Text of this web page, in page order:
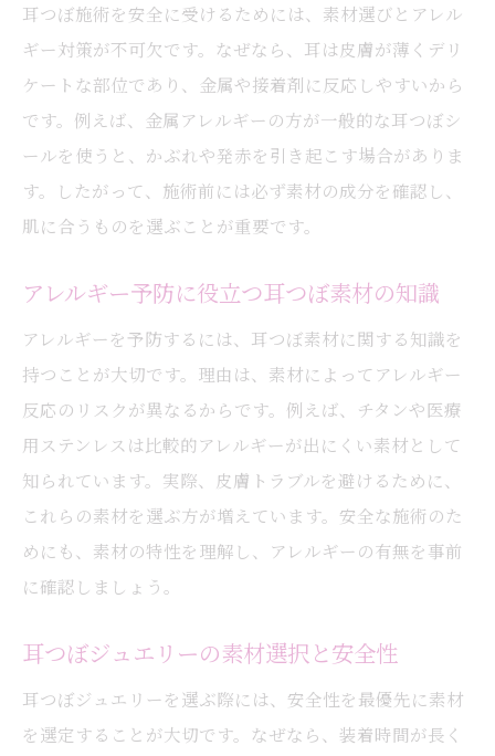
耳つぼ施術を安全に受けるためには、素材選びとアレル
ギー対策が不可欠です。なぜなら、耳は皮膚が薄くデリ
ケートな部位であり、金属や接着剤に反応しやすいから
です。例えば、金属アレルギーの方が一般的な耳つぼシ
ールを使うと、かぶれや発赤を引き起こす場合がありま
す。したがって、施術前には必ず素材の成分を確認し、
肌に合うものを選ぶことが重要です。
アレルギー予防に役立つ耳つぼ素材の知識
アレルギーを予防するには、耳つぼ素材に関する知識を
持つことが大切です。理由は、素材によってアレルギー
反応のリスクが異なるからです。例えば、チタンや医療
用ステンレスは比較的アレルギーが出にくい素材として
知られています。実際、皮膚トラブルを避けるために、
これらの素材を選ぶ方が増えています。安全な施術のた
めにも、素材の特性を理解し、アレルギーの有無を事前
に確認しましょう。
耳つぼジュエリーの素材選択と安全性
耳つぼジュエリーを選ぶ際には、安全性を最優先に素材
を選定することが大切です。なぜなら、装着時間が長く